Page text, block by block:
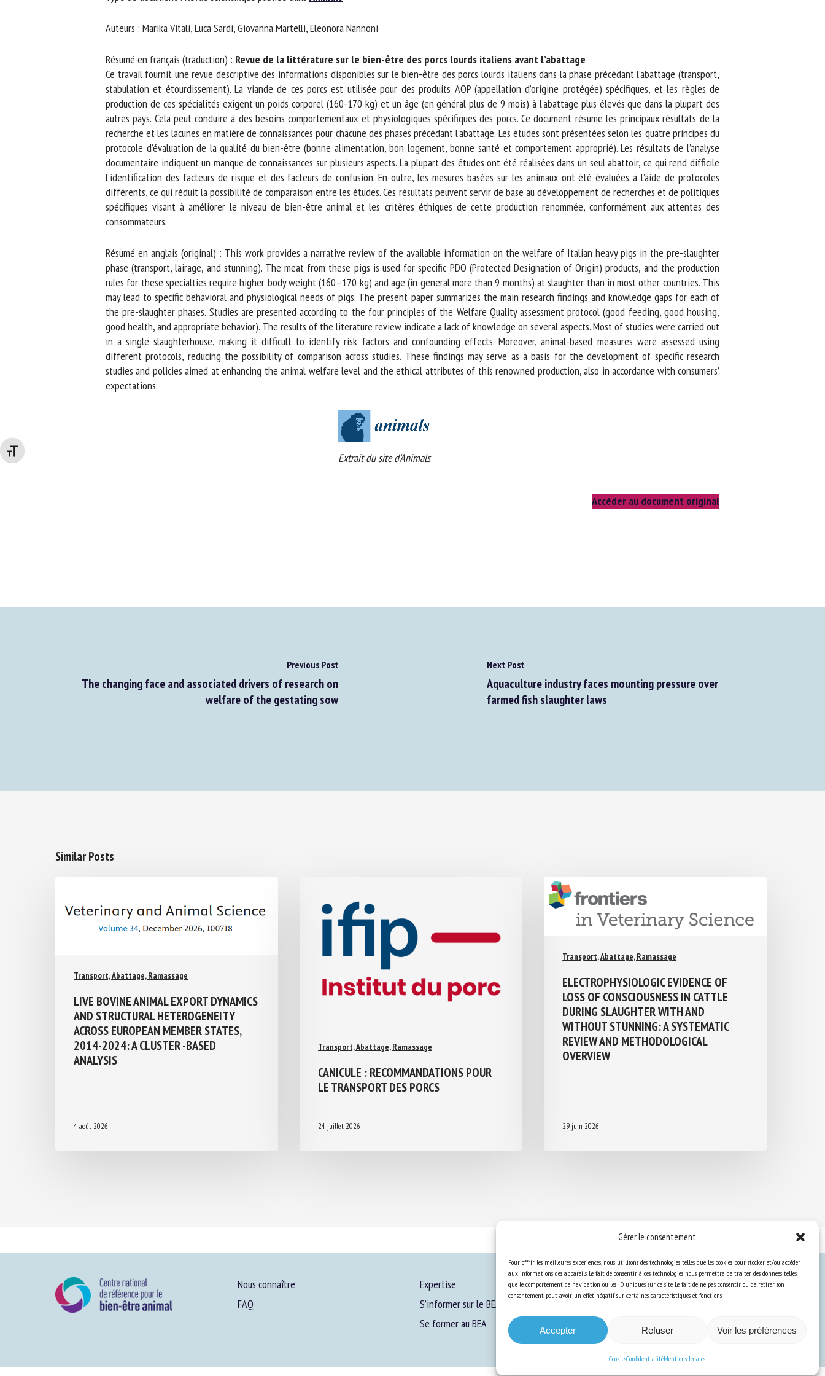
Gérer le consentement
Pour offrir les meilleures expériences, nous utilisons des technologies telles que les cookies pour stocker et/ou accéder
aux informations des appareils. Le fait de consentir à ces technologies nous permettra de traiter des données telles
que le comportement de navigation ou les ID uniques sur ce site. Le fait de ne pas consentir ou de retirer son
consentement peut avoir un effet négatif sur certaines caractéristiques et fonctions.
Accepter Refuser Voir les préférences
CookiesConfidentialitéMentions légales
Changer la taille de la police
Auteurs : Marika Vitali, Luca Sardi, Giovanna Martelli, Eleonora Nannoni
Résumé en français (traduction) : Revue de la littérature sur le bien-être des porcs lourds italiens avant l’abattage
Ce travail fournit une revue descriptive des informations disponibles sur le bien-être des porcs lourds italiens dans la phase précédant l’abattage (transport,
stabulation et étourdissement). La viande de ces porcs est utilisée pour des produits AOP (appellation d’origine protégée) spécifiques, et les règles de
production de ces spécialités exigent un poids corporel (160-170 kg) et un âge (en général plus de 9 mois) à l’abattage plus élevés que dans la plupart des
autres pays. Cela peut conduire à des besoins comportementaux et physiologiques spécifiques des porcs. Ce document résume les principaux résultats de la
recherche et les lacunes en matière de connaissances pour chacune des phases précédant l’abattage. Les études sont présentées selon les quatre principes du
protocole d’évaluation de la qualité du bien-être (bonne alimentation, bon logement, bonne santé et comportement approprié). Les résultats de l’analyse
documentaire indiquent un manque de connaissances sur plusieurs aspects. La plupart des études ont été réalisées dans un seul abattoir, ce qui rend difficile
l’identification des facteurs de risque et des facteurs de confusion. En outre, les mesures basées sur les animaux ont été évaluées à l’aide de protocoles
différents, ce qui réduit la possibilité de comparaison entre les études. Ces résultats peuvent servir de base au développement de recherches et de politiques
spécifiques visant à améliorer le niveau de bien-être animal et les critères éthiques de cette production renommée, conformément aux attentes des
consommateurs.
Résumé en anglais (original) : This work provides a narrative review of the available information on the welfare of Italian heavy pigs in the pre-slaughter
phase (transport, lairage, and stunning). The meat from these pigs is used for specific PDO (Protected Designation of Origin) products, and the production
rules for these specialties require higher body weight (160–170 kg) and age (in general more than 9 months) at slaughter than in most other countries. This
may lead to specific behavioral and physiological needs of pigs. The present paper summarizes the main research findings and knowledge gaps for each of
the pre-slaughter phases. Studies are presented according to the four principles of the Welfare Quality assessment protocol (good feeding, good housing,
good health, and appropriate behavior). The results of the literature review indicate a lack of knowledge on several aspects. Most of studies were carried out
in a single slaughterhouse, making it difficult to identify risk factors and confounding effects. Moreover, animal-based measures were assessed using
different protocols, reducing the possibility of comparison across studies. These findings may serve as a basis for the development of specific research
studies and policies aimed at enhancing the animal welfare level and the ethical attributes of this renowned production, also in accordance with consumers’
expectations.
Extrait du site d’Animals
Accéder au document original
Previous Post
The changing face and associated drivers of research on
welfare of the gestating sow
Next Post
Aquaculture industry faces mounting pressure over
farmed fish slaughter laws
Similar Posts
Transport, Abattage, Ramassage
LIVE BOVINE ANIMAL EXPORT
DYNAMICS AND STRUCTURAL
HETEROGENEITY ACROSS EUROPEAN
MEMBER STATES, 2014-2024: A
CLUSTER -BASED ANALYSIS
4 août 2026
Transport, Abattage, Ramassage
CANICULE : RECOMMANDATIONS POUR
LE TRANSPORT DES PORCS
24 juillet 2026
Transport, Abattage, Ramassage
ELECTROPHYSIOLOGIC EVIDENCE OF
LOSS OF CONSCIOUSNESS IN CATTLE
DURING SLAUGHTER WITH AND
WITHOUT STUNNING: A SYSTEMATIC
REVIEW AND METHODOLOGICAL
OVERVIEW
29 juin 2026
Nous connaître
FAQ
Expertise
S’informer sur le BEA
Se former au BEA
Ressources
Organisme
*
E-mail *
En soumettant ce formulaire, j'accepte que les informations saisies soient
utilisées dans le cadre de la relation avec le CNR BEA. *
Les champs suivis de * sont obligatoires